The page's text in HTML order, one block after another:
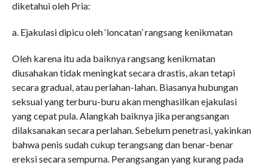
diketahui oleh Pria:
a. Ejakulasi dipicu oleh ‘loncatan’ rangsang kenikmatan
Oleh karena itu ada baiknya rangsang kenikmatan
diusahakan tidak meningkat secara drastis, akan tetapi
secara gradual, atau perlahan-lahan. Biasanya hubungan
seksual yang terburu-buru akan menghasilkan ejakulasi
yang cepat pula. Alangkah baiknya jika perangsangan
dilaksanakan secara perlahan. Sebelum penetrasi, yakinkan
bahwa penis sudah cukup terangsang dan benar-benar
ereksi secara sempurna. Perangsangan yang kurang pada